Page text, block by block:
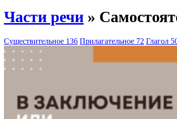
Части речи »
Существительное 136 Прилагательное 72 Глагол